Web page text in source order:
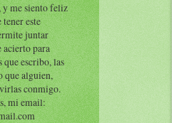
me siento feliz
tener este
juntar
para
que escribo, las
que alguien,
conmigo.
mi email: